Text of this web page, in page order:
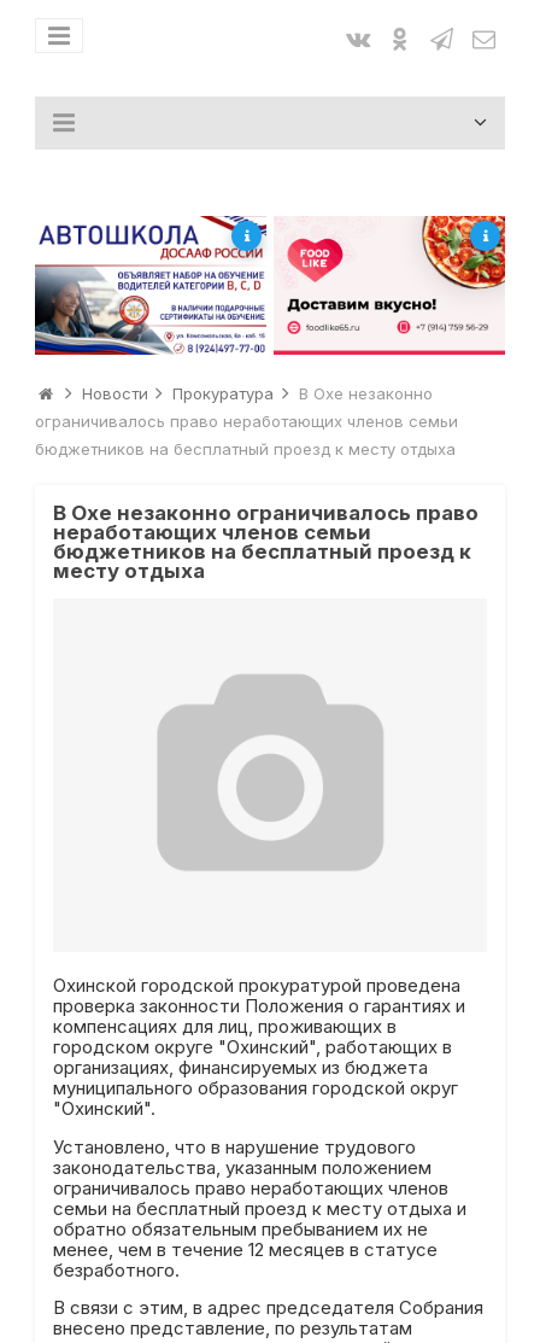
Новости Прокуратура
В Охе незаконно
ограничивалось право неработающих членов семьи
бюджетников на бесплатный проезд к месту отдыха
В Охе незаконно ограничивалось право
неработающих членов семьи
бюджетников на бесплатный проезд к
месту отдыха
Охинской городской прокуратурой проведена
проверка законности Положения о гарантиях и
компенсациях для лиц, проживающих в
городском округе "Охинский", работающих в
организациях, финансируемых из бюджета
муниципального образования городской округ
"Охинский".
Установлено, что в нарушение трудового
законодательства, указанным положением
ограничивалось право неработающих членов
семьи на бесплатный проезд к месту отдыха и
обратно обязательным пребыванием их не
менее, чем в течение 12 месяцев в статусе
безработного.
В связи с этим, в адрес председателя Собрания
внесено представление, по результатам